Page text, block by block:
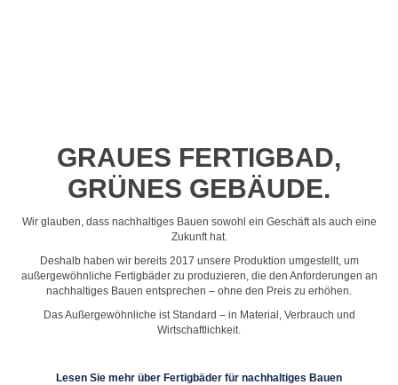
GRAUES FERTIGBAD,
GRÜNES GEBÄUDE.
Wir glauben, dass nachhaltiges Bauen sowohl ein Geschäft als auch eine
Zukunft hat.
Deshalb haben wir bereits 2017 unsere Produktion umgestellt, um
außergewöhnliche Fertigbäder zu produzieren, die den Anforderungen an
nachhaltiges Bauen entsprechen – ohne den Preis zu erhöhen.
Das Außergewöhnliche ist Standard – in Material, Verbrauch und
Wirtschaftlichkeit.
Lesen Sie mehr über Fertigbäder für nachhaltiges Bauen